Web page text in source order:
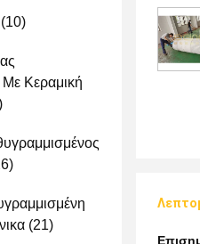
(10)
Κεραμική
(21)